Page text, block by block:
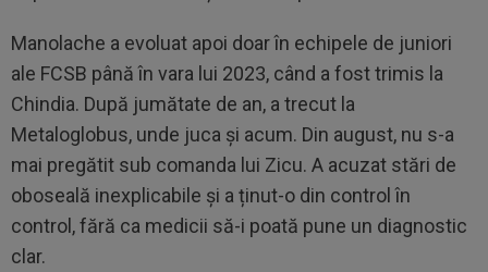
Manolache a evoluat apoi doar în echipele de juniori
ale FCSB până în vara lui 2023, când a fost trimis la
Chindia. După jumătate de an, a trecut la
Metaloglobus, unde juca și acum. Din august, nu s-a
mai pregătit sub comanda lui Zicu. A acuzat stări de
oboseală inexplicabile și a ținut-o din control în
control, fără ca medicii să-i poată pune un diagnostic
clar.